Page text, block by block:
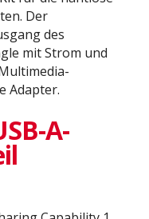
Der
des
mit Strom und
Adapter.
A-